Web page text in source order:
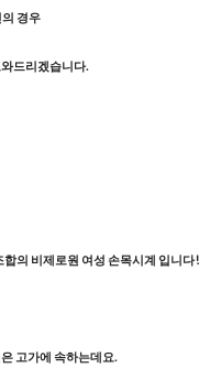
경우
드리겠습니다.
의 비제로원 여성 손목시계 입니다!
고가에 속하는데요.